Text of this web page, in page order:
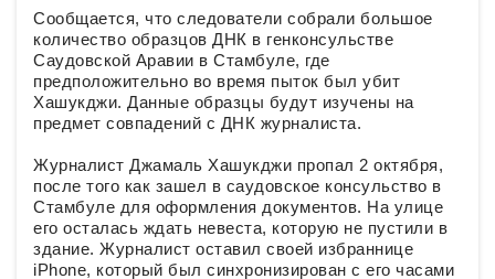
Сообщается, что следователи собрали большое
количество образцов ДНК в генконсульстве
Саудовской Аравии в Стамбуле, где
предположительно во время пыток был убит
Хашукджи. Данные образцы будут изучены на
предмет совпадений с ДНК журналиста.
Журналист Джамаль Хашукджи пропал 2 октября,
после того как зашел в саудовское консульство в
Стамбуле для оформления документов. На улице
его осталась ждать невеста, которую не пустили в
здание. Журналист оставил своей избраннице
iPhone, который был синхронизирован с его часами